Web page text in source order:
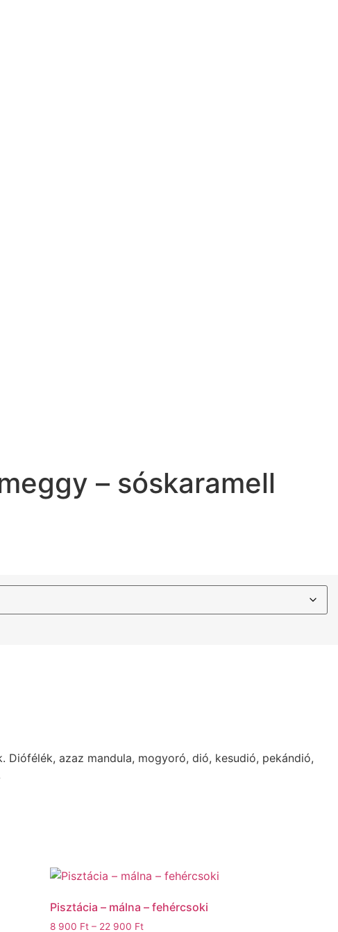
– sóskaramell
azaz mandula, mogyoró, dió, kesudió, pekándió,
Pisztácia – málna – fehércsoki
8 900 Ft – 22 900 FtÁrtartomány: